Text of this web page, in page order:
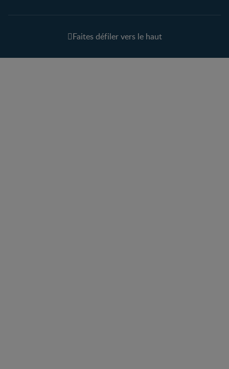
Faites défiler vers le haut